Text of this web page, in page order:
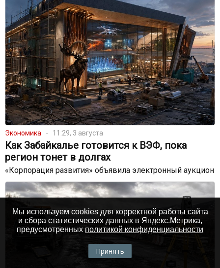
Экономика 11:29, 3 августа
Как Забайкалье готовится к ВЭФ, пока
регион тонет в долгах
«Корпорация развития» объявила электронный аукцион
Мы используем cookies для корректной работы сайта
и сбора статистических данных в Яндекс.Метрика,
предусмотренных политикой конфиденциальности
Принять